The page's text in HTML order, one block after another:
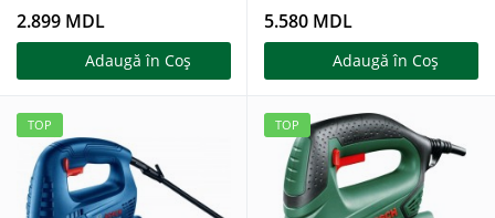
2.899 MDL
Adaugă în Coş
5.580 MDL
Adaugă în Coş
TOP TOP